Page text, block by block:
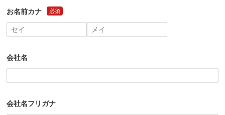
お名前カナ 必須
セイ メイ
会社名
会社名フリガナ